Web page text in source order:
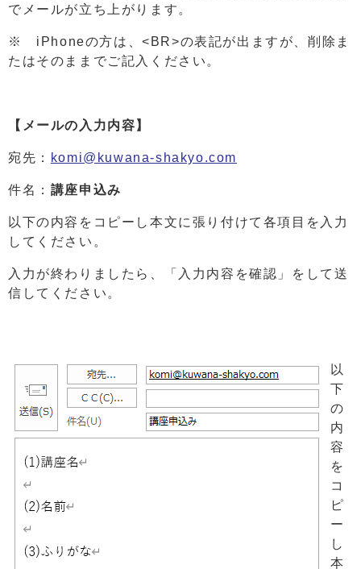
でメールが立ち上がります。
※ iPhoneの方は、<BR>の表記が出ますが、削除ま
たはそのままでご記入ください。
【メールの入力内容】
宛先： komi@kuwana-shakyo.com
件名： 講座申込み
以下の内容をコピーし本文に張り付けて各項目を入力
してください。
入力が終わりましたら、「入力内容を確認」をして送
信してください。
以
下
の
内
容
を
コ
ピ
ー
し
本